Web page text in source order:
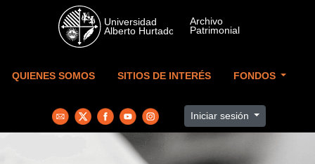
Skip to main content
QUIENES SOMOS SITIOS DE INTERÉS FONDOS
Iniciar sesión